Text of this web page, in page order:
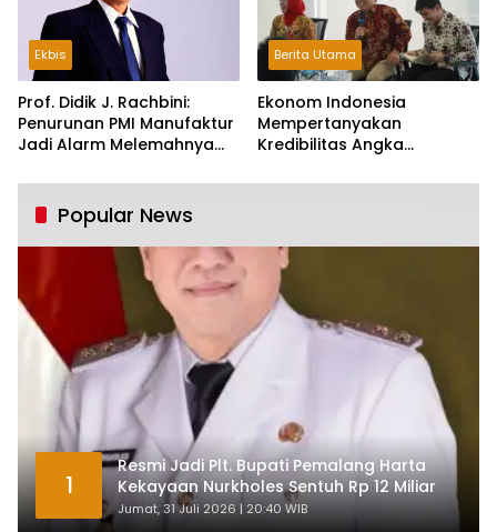
Ekbis
Prof. Didik J. Rachbini:
Penurunan PMI Manufaktur
Jadi Alarm Melemahnya
Berita Utama
Ekonom Indonesia
Mempertanyakan
Kredibilitas Angka
Tumbuh Tapi Rapuh
Popular News
1
Resmi Jadi Plt. Bupati Pemalang Harta
Kekayaan Nurkholes Sentuh Rp 12 Miliar
Jumat, 31 Juli 2026 | 20:40 WIB